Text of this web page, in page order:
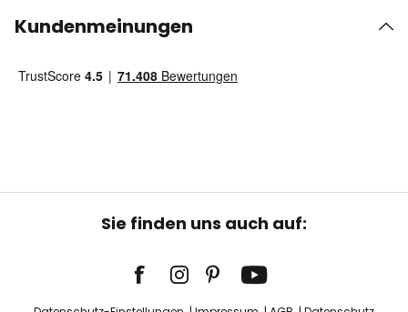
Kundenmeinungen
Sie finden uns auch auf: